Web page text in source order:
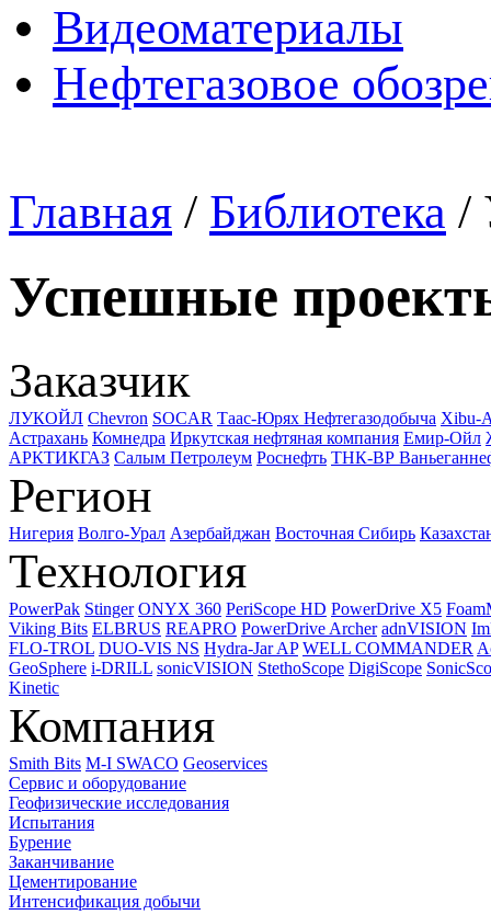
Видеоматериалы
Нефтегазовое
Главная / Библиотека /
Успешные
Заказчик
ЛУКОЙЛ Chevron SOCAR Таас-Юрях Нефтегазодобыча Xibu-
Астрахань Комнедра Иркутская нефтяная компания Емир-Ойл
АРКТИКГАЗ Салым Петролеум Роснефть ТНК-ВР
Регион
Нигерия Волго-Урал Азербайджан Восточная Сибирь
Технология
PowerPak Stinger ONYX 360 PeriScope HD PowerDrive X5
Viking Bits ELBRUS REAPRO PowerDrive Archer adnVISION
FLO-TROL DUO-VIS NS Hydra-Jar AP WELL COMMANDER
GeoSphere i-DRILL sonicVISION StethoScope DigiScope
Kinetic
Компания
Smith Bits M-I SWACO Geoservices
Сервис и оборудование
Геофизические исследования
Испытания
Бурение
Заканчивание
Цементирование
Интенсификация добычи